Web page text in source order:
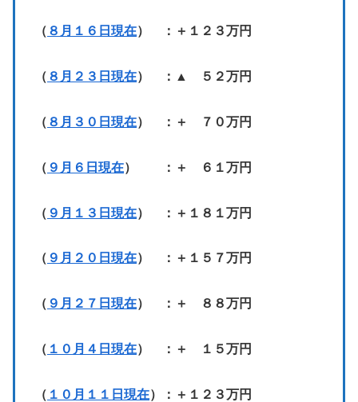
（ ８月１６日現在） ：＋１２３万円
（ ８月２３日現在） ：▲ ５２万円
（ ８月３０日現在） ：＋ ７０万円
（ ９月６日現在） ：＋ ６１万円
（ ９月１３日現在） ：＋１８１万円
（ ９月２０日現在） ：＋１５７万円
（ ９月２７日現在） ：＋ ８８万円
（ １０月４日現在） ：＋ １５万円
（ １０月１１日現在）：＋１２３万円